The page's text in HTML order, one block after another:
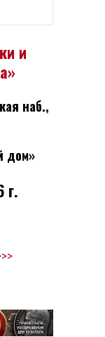
и
наб.,
дом»
г.